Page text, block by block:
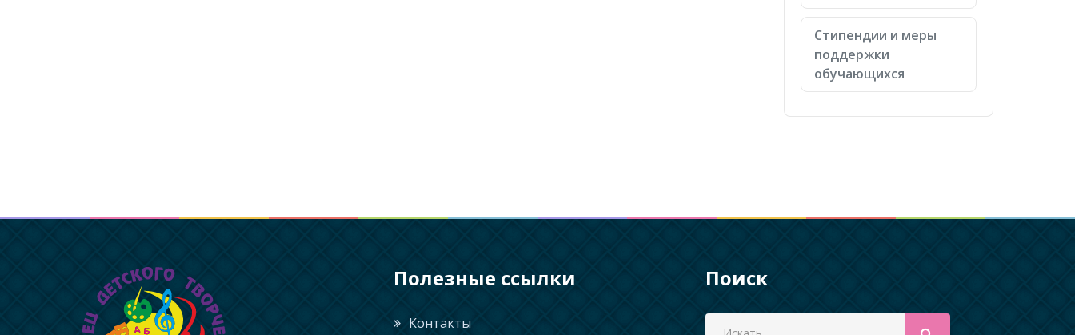
Стипендии и меры
поддержки
обучающихся
Полезные ссылки
Контакты
Поиск